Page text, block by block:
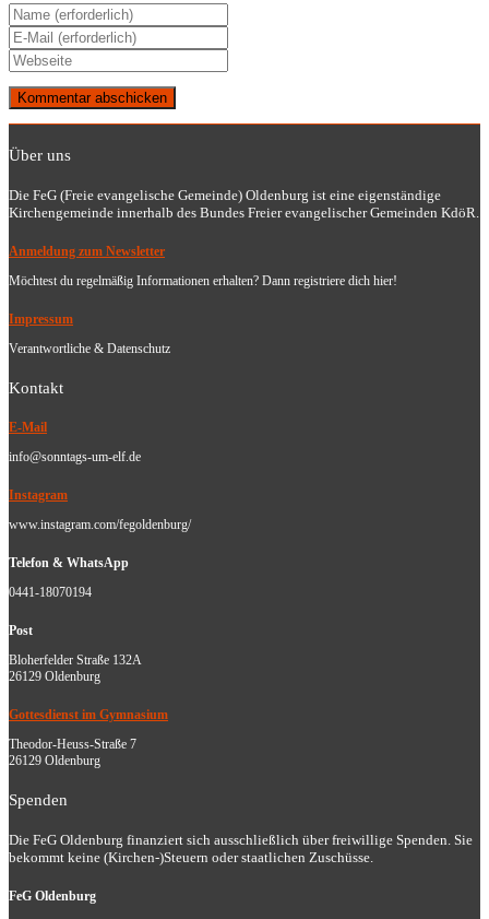
Gib
deinen
Namen
oder
Benutzernamen
zum
Kommentieren
ein
Gib
deine
E-
Mail-
Adresse
Kommentieren
Gib
deine
Website-
(optional)
Über uns
Die FeG (Freie evangelische Gemeinde) Oldenburg ist eine eigenständige
Kirchengemeinde innerhalb des Bundes Freier evangelischer Gemeinden KdöR.
Anmeldung zum Newsletter
Möchtest du regelmäßig Informationen erhalten? Dann registriere dich hier!
Impressum
Verantwortliche & Datenschutz
Kontakt
E-Mail
info@sonntags-um-elf.de
Instagram
www.instagram.com/fegoldenburg/
Telefon & WhatsApp
0441-18070194
Post
Bloherfelder Straße 132A
26129 Oldenburg
Gottesdienst im Gymnasium
Theodor-Heuss-Straße 7
26129 Oldenburg
Spenden
Die FeG Oldenburg finanziert sich ausschließlich über freiwillige Spenden. Sie
bekommt keine (Kirchen-)Steuern oder staatlichen Zuschüsse.
FeG Oldenburg